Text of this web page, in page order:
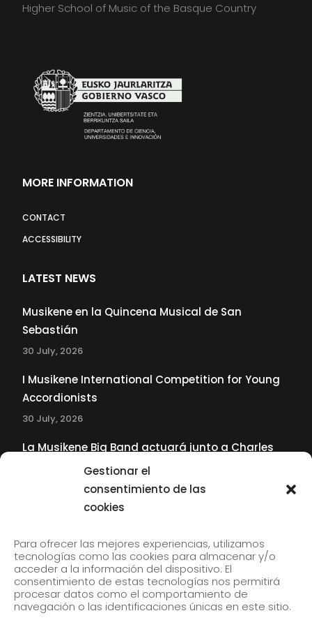
Gestionar el
consentimiento de las
cookies
Para ofrecer las mejores experiencias, utilizamos
tecnologías como las cookies para almacenar y/o
acceder a la información del dispositivo. El
consentimiento de estas tecnologías nos permitirá
procesar datos como el comportamiento de
navegación o las identificaciones únicas en este sitio.
Higher School of Music of the Basque Country
MORE INFORMATION
CONTACT
ACCESSIBILITY
LATEST NEWS
Musikene en la Quincena Musical de San
Sebastián
30 July, 2026
I Musikene International Competition for Young
Accordionists
30 July, 2026
La Musikene Big Band actuará junto a Charles
Tolliver en el 61 Jazzaldia
Subscribe to our newsletter to receive our news by
email.